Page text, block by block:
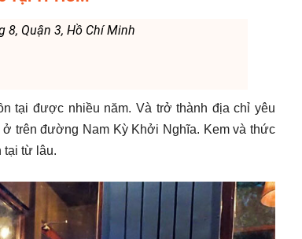
Quận 3, Hồ Chí Minh
tại được nhiều năm. Và trở thành địa chỉ yêu
trên đường Nam Kỳ Khởi Nghĩa. Kem và thức
tại từ lâu.